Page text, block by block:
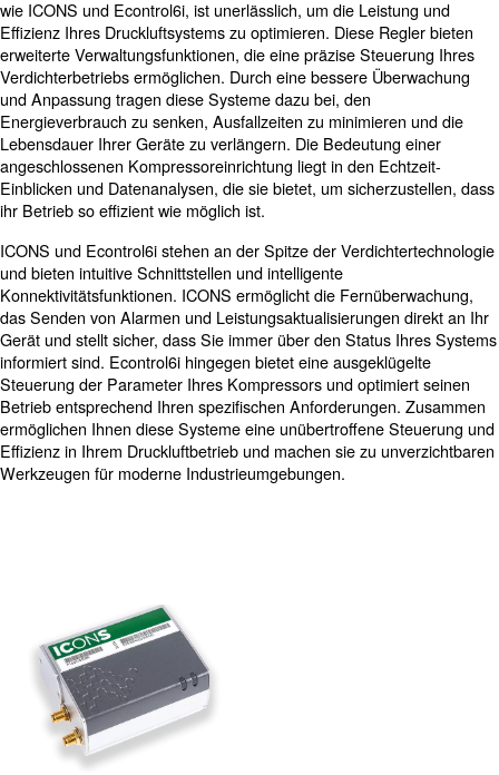
Controller für
Die Integration moderner Steuerungsoptionen in Ihre
wie ICONS und Econtrol6i, ist unerlässlich, um die
Effizienz Ihres Druckluftsystems zu optimieren. Diese
erweiterte Verwaltungsfunktionen, die eine präzise
Verdichterbetriebs ermöglichen. Durch eine bessere
und Anpassung tragen diese Systeme dazu bei, den
Energieverbrauch zu senken, Ausfallzeiten zu
Lebensdauer Ihrer Geräte zu verlängern. Die
ICONS und Econtrol6i stehen an der Spitze der
und bieten intuitive Schnittstellen und intelligente
Konnektivitätsfunktionen. ICONS ermöglicht die
das Senden von Alarmen und
Gerät und stellt sicher, dass Sie immer über den
informiert sind. Econtrol6i hingegen bietet eine